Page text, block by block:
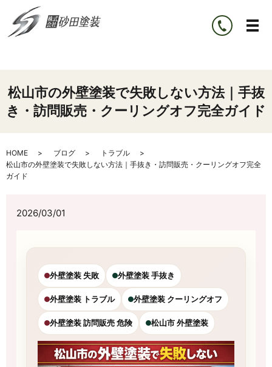
松山市の外壁塗装で失敗しない方法｜手抜
き・訪問販売・クーリングオフ完全ガイド
HOME ブログ
トラブル
松山市の外壁塗装で失敗しない方法｜手抜き・訪問販売・クーリングオフ完全
ガイド
2026/03/01
外壁塗装 失敗 外壁塗装 手抜き
外壁塗装 トラブル 外壁塗装 クーリングオフ
外壁塗装 訪問販売 危険 松山市 外壁塗装